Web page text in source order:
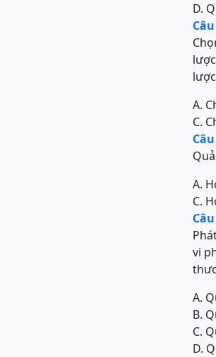
D.
A.
C.
A.
C.
vi
A.
B.
C.
D.